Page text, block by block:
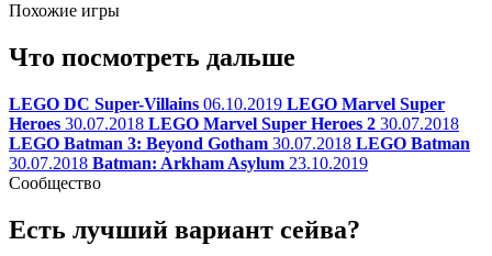
Похожие игры
Что посмотреть дальше
LEGO DC Super-Villains 06.10.2019 LEGO Marvel Super
Heroes 30.07.2018 LEGO Marvel Super Heroes 2 30.07.2018
LEGO Batman 3: Beyond Gotham 30.07.2018 LEGO Batman
30.07.2018 Batman: Arkham Asylum 23.10.2019
Сообщество
Есть лучший вариант сейва?